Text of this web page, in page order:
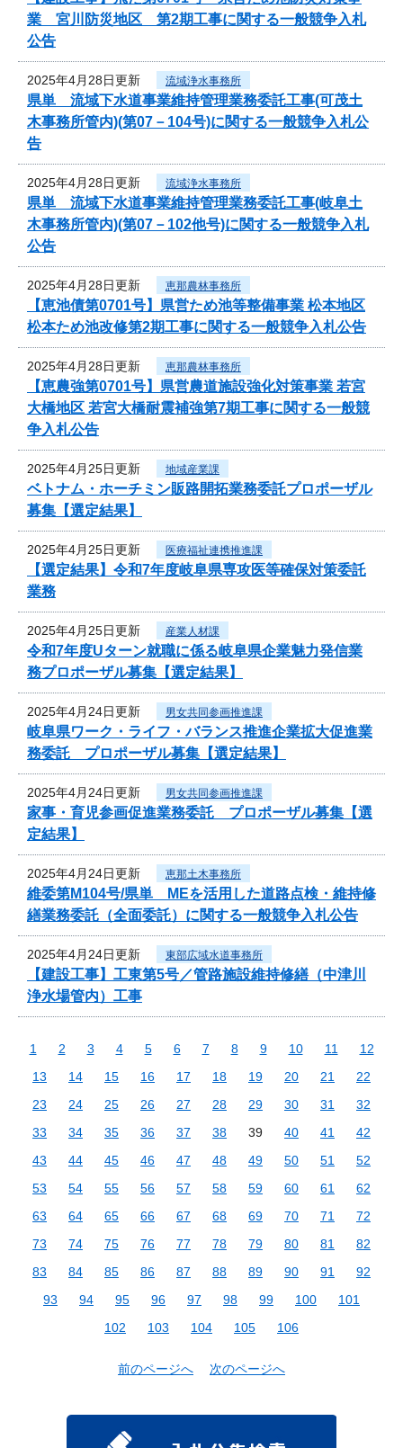
業 宮川防災地区 第2期工事に関する一般競争入札
公告
2025年4月28日更新 流域浄水事務所
県単 流域下水道事業維持管理業務委託工事(可茂土
木事務所管内)(第07－104号)に関する一般競争入札公
告
2025年4月28日更新 流域浄水事務所
県単 流域下水道事業維持管理業務委託工事(岐阜土
木事務所管内)(第07－102他号)に関する一般競争入札
公告
2025年4月28日更新 恵那農林事務所
【恵池債第0701号】県営ため池等整備事業 松本地区
松本ため池改修第2期工事に関する一般競争入札公告
2025年4月28日更新 恵那農林事務所
【恵農強第0701号】県営農道施設強化対策事業 若宮
大橋地区 若宮大橋耐震補強第7期工事に関する一般競
争入札公告
2025年4月25日更新 地域産業課
ベトナム・ホーチミン販路開拓業務委託プロポーザル
募集【選定結果】
2025年4月25日更新 医療福祉連携推進課
【選定結果】令和7年度岐阜県専攻医等確保対策委託
業務
2025年4月25日更新 産業人材課
令和7年度Uターン就職に係る岐阜県企業魅力発信業
務プロポーザル募集【選定結果】
2025年4月24日更新 男女共同参画推進課
岐阜県ワーク・ライフ・バランス推進企業拡大促進業
務委託 プロポーザル募集【選定結果】
2025年4月24日更新 男女共同参画推進課
家事・育児参画促進業務委託 プロポーザル募集【選
定結果】
2025年4月24日更新 恵那土木事務所
維委第M104号/県単 MEを活用した道路点検・維持修
繕業務委託（全面委託）に関する一般競争入札公告
2025年4月24日更新 東部広域水道事務所
【建設工事】工東第5号／管路施設維持修繕（中津川
浄水場管内）工事
1 2 3 4 5 6 7 8 9 10 11
12
13
14 15 16 17 18 19 20 21
22
23
24 25 26 27 28 29 30 31
32
33
34 35 36 37 38 39 40 41
42
43
44 45 46 47 48 49 50 51
52
53
54 55 56 57 58 59 60 61
62
63
64 65 66 67 68 69 70 71
72
73
74 75 76 77 78 79 80 81
82
83
84 85 86 87 88 89 90 91
92
93
94 95 96 97 98 99 100
101
102
103 104 105 106
前のページへ 次のページへ